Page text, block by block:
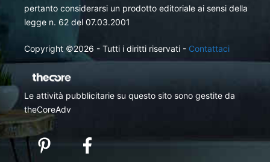
pertanto considerarsi un prodotto editoriale ai sensi della
legge n. 62 del 07.03.2001
Copyright ©2026 - Tutti i diritti riservati - Contattaci
Le attività pubblicitarie su questo sito sono gestite da
theCoreAdv